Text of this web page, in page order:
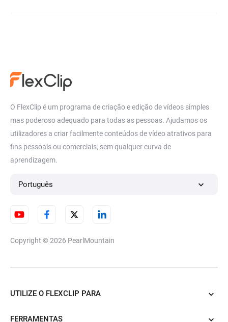
O FlexClip é um programa de criação e edição de vídeos simples
mas poderoso adequado para todas as pessoas. Ajudamos os
utilizadores a criar facilmente conteúdos de vídeo atrativos para
fins pessoais ou comerciais, sem qualquer curva de
aprendizagem.
Português
Copyright © 2026 PearlMountain
UTILIZE O FLEXCLIP PARA
FERRAMENTAS